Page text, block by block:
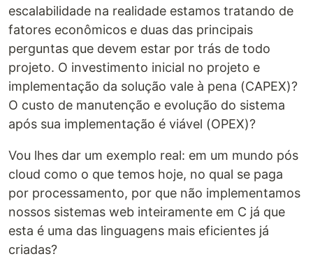
escalabilidade na realidade estamos tratando de
fatores econômicos e duas das principais
perguntas que devem estar por trás de todo
projeto. O investimento inicial no projeto e
implementação da solução vale à pena (CAPEX)?
O custo de manutenção e evolução do sistema
após sua implementação é viável (OPEX)?
Vou lhes dar um exemplo real: em um mundo pós
cloud como o que temos hoje, no qual se paga
por processamento, por que não implementamos
nossos sistemas web inteiramente em C já que
esta é uma das linguagens mais eficientes já
criadas?